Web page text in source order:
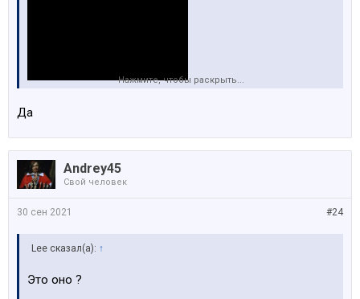
Нажмите, чтобы раскрыть...
Да
Andrey45
Свой человек
#24
30 сен 2021
Lee сказал(а): ↑
Это оно ?